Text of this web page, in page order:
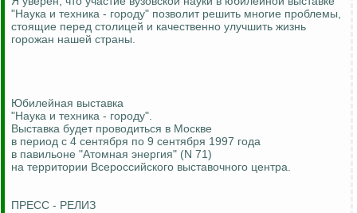
"Наука и техника - городу" позволит решить многие проблемы,
стоящие перед столицей и качественно улучшить жизнь
горожан нашей страны.
Юбилейная выставка
"Наука и техника - городу".
Выставка будет проводиться в Москве
в период с 4 сентября по 9 сентября 1997 года
в павильоне "Атомная энергия" (N 71)
на территории Всероссийского выставочного центра.
ПРЕСС - РЕЛИЗ